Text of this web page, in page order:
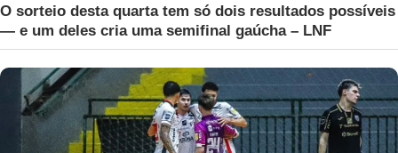
O sorteio desta quarta tem só dois resultados possíveis
— e um deles cria uma semifinal gaúcha – LNF